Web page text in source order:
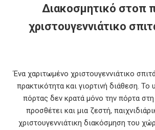
Διακοσμητικό στοπ
χριστουγεννιάτικο
Ένα χαριτωμένο χριστουγεννιάτικο
πρακτικότητα και γιορτινή διάθεση.
πόρτας δεν κρατά μόνο την πόρτα
προσθέτει και μια ζεστή,
χριστουγεννιάτικη διακόσμηση του